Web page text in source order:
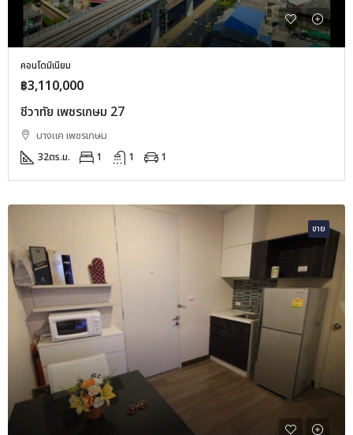
คอนโดมิเนียม
฿3,110,000
ชีวาทัย เพชรเกษม 27
บางแค เพชรเกษม
32ตร.ม. 1 1 1
ขาย